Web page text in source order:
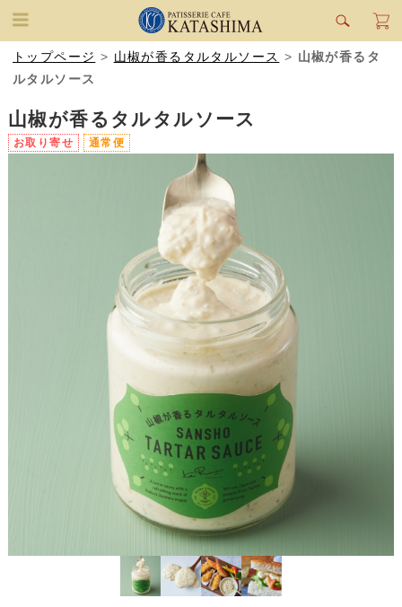
トップページ > 山椒が香るタルタルソース > 山椒が香るタ
ルタルソース
山椒が香るタルタルソース
お取り寄せ 通常便